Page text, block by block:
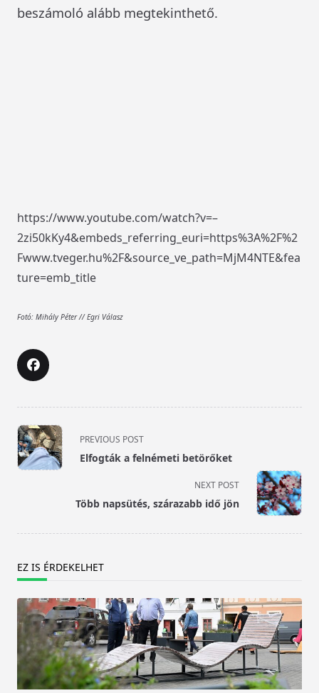
beszámoló alább megtekinthető.
https://www.youtube.com/watch?v=–
2zi50kKy4&embeds_referring_euri=https%3A%2F%2
Fwww.tveger.hu%2F&source_ve_path=MjM4NTE&fea
ture=emb_title
Fotó: Mihály Péter // Egri Válasz
<span
class="nav-
subtitle
PREVIOUS POST
Elfogták a felnémeti betörőket
NEXT POST
Több napsütés, szárazabb idő jön
EZ IS ÉRDEKELHET